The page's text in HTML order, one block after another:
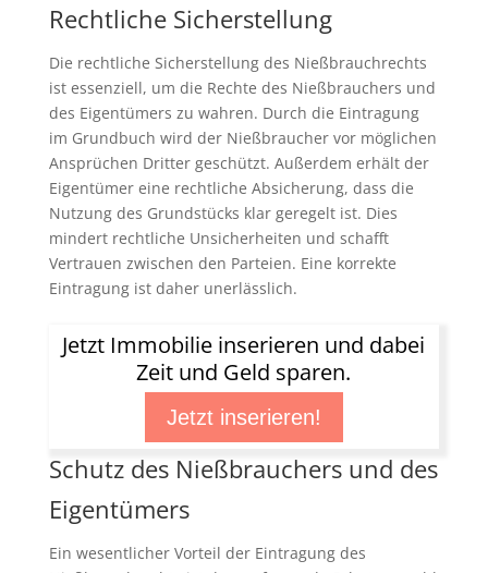
Rechtliche Sicherstellung
Die rechtliche Sicherstellung des Nießbrauchrechts
ist essenziell, um die Rechte des Nießbrauchers und
des Eigentümers zu wahren. Durch die Eintragung
im Grundbuch wird der Nießbraucher vor möglichen
Ansprüchen Dritter geschützt. Außerdem erhält der
Eigentümer eine rechtliche Absicherung, dass die
Nutzung des Grundstücks klar geregelt ist. Dies
mindert rechtliche Unsicherheiten und schafft
Vertrauen zwischen den Parteien. Eine korrekte
Eintragung ist daher unerlässlich.
Jetzt Immobilie inserieren und dabei
Zeit und Geld sparen.
Jetzt inserieren!
Schutz des Nießbrauchers und des
Eigentümers
Ein wesentlicher Vorteil der Eintragung des